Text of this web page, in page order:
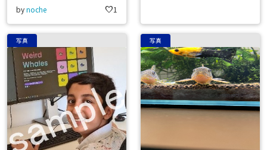
bynoche favorite1
写真 写真